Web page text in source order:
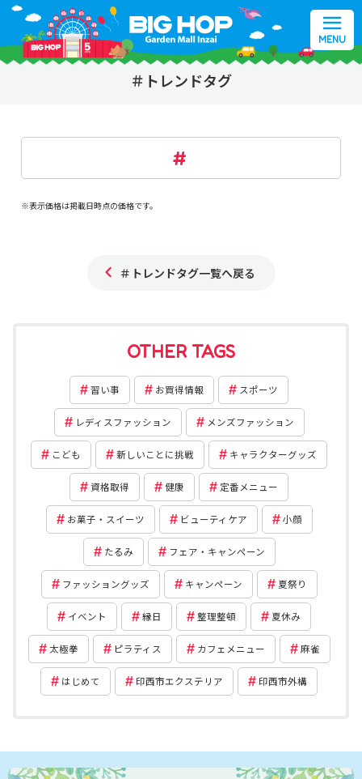
MENU
＃トレンドタグ
※表示価格は掲載日時点の価格です。
＃トレンドタグ一覧へ戻る
OTHER TAGS
習い事 お買得情報 スポーツ
レディスファッション メンズファッション
こども 新しいことに挑戦 キャラクターグッズ
資格取得 健康 定番メニュー
お菓子・スイーツ ビューティケア 小顔
たるみ フェア・キャンペーン
ファッショングッズ キャンペーン 夏祭り
イベント 縁日 整理整頓 夏休み
太極拳 ピラティス カフェメニュー 麻雀
はじめて 印西市エクステリア 印西市外構